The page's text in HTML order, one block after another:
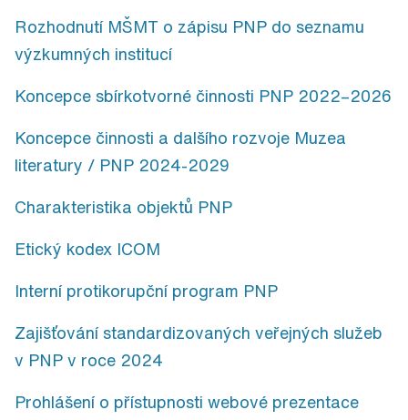
Rozhodnutí MŠMT o zápisu PNP do seznamu
výzkumných institucí
Koncepce sbírkotvorné činnosti PNP 2022–2026
Koncepce činnosti a dalšího rozvoje Muzea
literatury / PNP 2024-2029
Charakteristika objektů PNP
Etický kodex ICOM
Interní protikorupční program PNP
Zajišťování standardizovaných veřejných služeb
v PNP v roce 2024
Prohlášení o přístupnosti webové prezentace